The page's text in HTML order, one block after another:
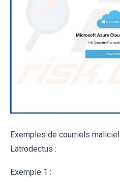
Exemples de courriels
Latrodectus :
Exemple 1 :